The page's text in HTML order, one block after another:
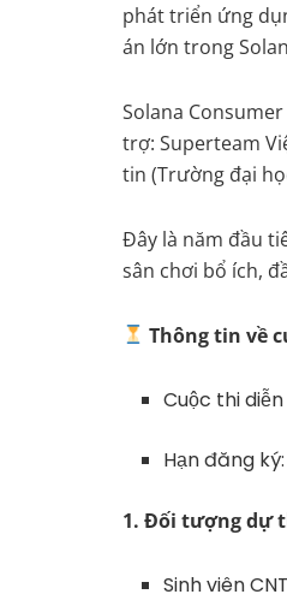
phát triển ứng
án lớn trong
Solana
trợ: Superteam
tin (Trường đại
Đây là năm đầu
sân chơi bổ ích,
Thông tin về
Cuộc thi
Hạn đăng
1. Đối tượng dự
Sinh viên